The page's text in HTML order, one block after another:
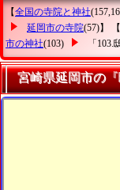
【全国の寺院と神社
延岡市の寺院(57)】 【
市の神社(103) 「103.
宮崎県延岡市の